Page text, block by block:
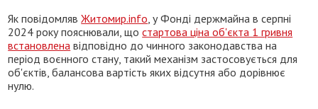
Як повідомлявЖитомир.info , у Фонді держмайна в серпні
2024 року пояснювали, щостартова ціна об'єкта 1 гривня
встановлена відповідно до чинного законодавства на
період воєнного стану, такий механізм застосовується для
об'єктів, балансова вартість яких відсутня або дорівнює
нулю.